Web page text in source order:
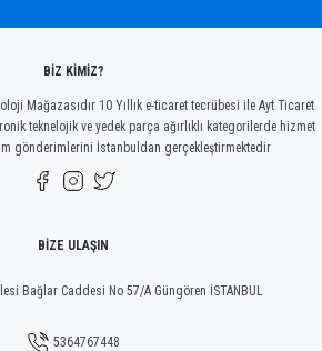
Gönder
BİZ KİMİZ?
Mağazasıdır 10 Yıllık e-ticaret tecrübesi ile Ayt Ticaret
teknelojik ve yedek parça ağırlıklı kategorilerde hizmet
gönderimlerini İstanbuldan gerçekleştirmektedir
BİZE ULAŞIN
Bağlar Caddesi No 57/A Güngören İSTANBUL
5364767448